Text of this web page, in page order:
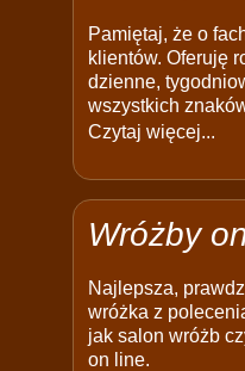
Pamiętaj, że o
klientów. Oferuję
dzienne,
wszystkich
Czytaj więcej...
Wróżby
Najlepsza,
wróżka z
jak salon wróżb
on line.